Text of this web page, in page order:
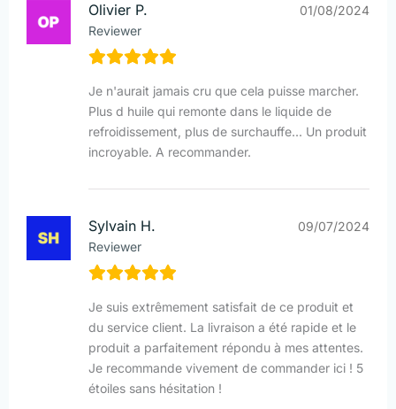
Olivier P.
Reviewer
01/08/2024
Je n'aurait jamais cru que cela puisse marcher.
Plus d huile qui remonte dans le liquide de
refroidissement, plus de surchauffe... Un produit
incroyable. A recommander.
Sylvain H.
Reviewer
09/07/2024
Je suis extrêmement satisfait de ce produit et
du service client. La livraison a été rapide et le
produit a parfaitement répondu à mes attentes.
Je recommande vivement de commander ici ! 5
étoiles sans hésitation !